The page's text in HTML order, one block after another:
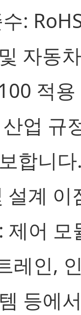
:
자동
적
업 규
합니
설계 이
제어 모
레인,
등에